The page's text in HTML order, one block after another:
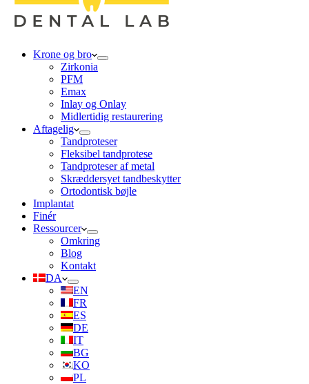
Krone og bro
Zirkonia
PFM
Emax
Inlay og Onlay
Midlertidig restaurering
Aftagelig
Tandproteser
Fleksibel tandprotese
Tandproteser af metal
Skræddersyet tandbeskytter
Ortodontisk bøjle
Implantat
Finér
Ressourcer
Omkring
Blog
Kontakt
DA
EN
FR
ES
DE
IT
BG
KO
PL